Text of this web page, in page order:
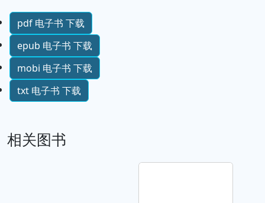
pdf 电子书 下载
epub 电子书 下载
mobi 电子书 下载
txt 电子书 下载
相关图书